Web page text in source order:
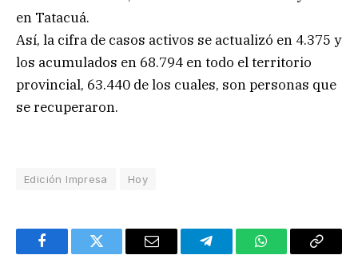
en Tatacuá.
Así, la cifra de casos activos se actualizó en 4.375 y
los acumulados en 68.794 en todo el territorio
provincial, 63.440 de los cuales, son personas que
se recuperaron.
Edición Impresa Hoy
FacebookTwitter Email TelegramWhatsAppCopy